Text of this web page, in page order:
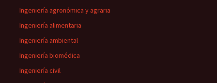
Ingeniería agronómica y agraria
Ingeniería alimentaria
Ingeniería ambiental
Ingeniería biomédica
Ingeniería civil